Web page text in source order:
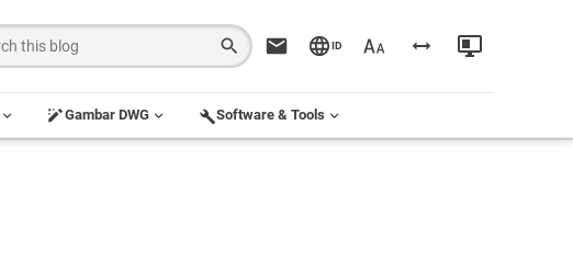
ID
Gambar DWG Software & Tools